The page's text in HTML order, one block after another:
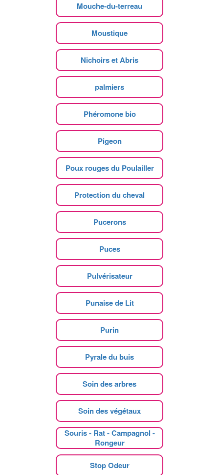
Mouche-du-terreau
Moustique
Nichoirs et Abris
palmiers
Phéromone bio
Pigeon
Poux rouges du Poulailler
Protection du cheval
Pucerons
Puces
Pulvérisateur
Punaise de Lit
Purin
Pyrale du buis
Soin des arbres
Soin des végétaux
Souris - Rat - Campagnol -
Rongeur
Stop Odeur